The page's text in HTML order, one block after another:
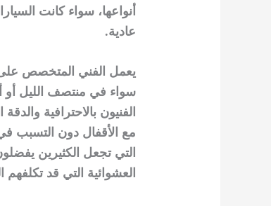
أنواعها، سواء كانت
عادية.
سواء في منتصف الليل أو
الفنيون بالاحترافية
مع الأقفال دون التسبب
التي تجعل الكثيرين
العشوائية التي قد تكلفهم